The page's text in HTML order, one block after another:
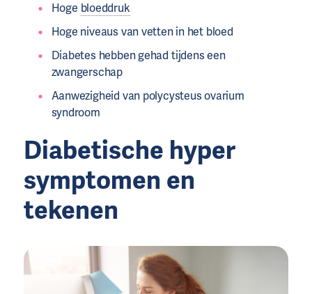
Hoge bloeddruk
Hoge niveaus van vetten in het bloed
Diabetes hebben gehad tijdens een
zwangerschap
Aanwezigheid van polycysteus ovarium
syndroom
Diabetische hyper
symptomen en
tekenen